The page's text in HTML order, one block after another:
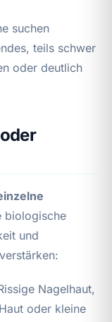
suchen
teils schwer
oder deutlich
biologische
und
Nagelhaut,
oder kleine